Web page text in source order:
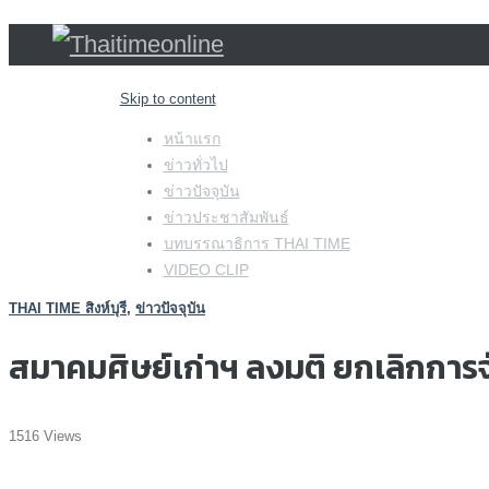
Skip to content
หน้าแรก
ข่าวทั่วไป
ข่าวปัจจุบัน
ข่าวประชาสัมพันธ์
บทบรรณาธิการ THAI TIME
VIDEO CLIP
THAI TIME สิงห์บุรี, ข่าวปัจจุบัน
สมาคมศิษย์เก่าฯ ลงมติ ยกเลิกกา
1516 Views